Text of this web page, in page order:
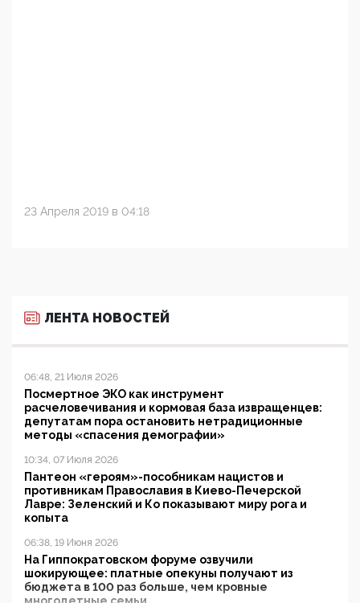
23 Апреля 2019 в 04:18
ЛЕНТА НОВОСТЕЙ
06:48, 21 Июля 2026
Посмертное ЭКО как инструмент
расчеловечивания и кормовая база извращенцев:
депутатам пора остановить нетрадиционные
методы «спасения демографии»
10:34, 07 Июля 2026
Пантеон «героям»-пособникам нацистов и
противникам Православия в Киево-Печерской
Лавре: Зеленский и Ко показывают миру рога и
копыта
06:38, 19 Июня 2026
На Гиппократовском форуме озвучили
шокирующее: платные опекуны получают из
бюджета в 100 раз больше, чем кровные